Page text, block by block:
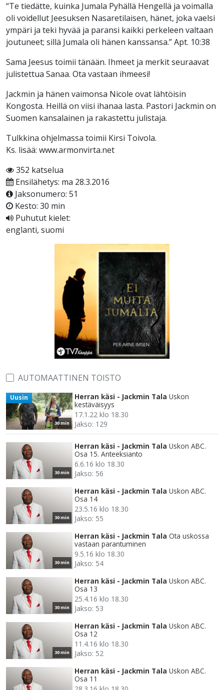
“Te tiedätte, kuinka Jumala Pyhällä Hengellä ja voimalla
oli voidellut Jeesuksen Nasaretilaisen, hänet, joka vaelsi
ympäri ja teki hyvää ja paransi kaikki perkeleen valtaan
joutuneet; sillä Jumala oli hänen kanssansa.” Apt. 10:38
Sama Jeesus toimii tänään. Ihmeet ja merkit seuraavat
julistettua Sanaa. Ota vastaan ihmeesi!
Jackmin ja hänen vaimonsa Nicole ovat lähtöisin
Kongosta. Heillä on viisi ihanaa lasta. Pastori Jackmin on
Suomen kansalainen ja rakastettu julistaja.
Tulkkina ohjelmassa toimii Kirsi Toivola.
Ks. lisää: www.armonvirta.net
352 katselua
Ensilähetys: ma 28.3.2016
Jaksonumero: 51
Kesto: 30 min
Puhutut kielet:
englanti, suomi
AUTOMAATTINEN TOISTO
30 min
Uusin Herran käsi - Jackmin Tala Uskon
kestäväisyys
17.1.22 klo 18.30
Jakso: 129
30 min
Herran käsi - Jackmin Tala Uskon ABC.
Osa 15. Anteeksianto
6.6.16 klo 18.30
Jakso: 56
30 min
Herran käsi - Jackmin Tala Uskon ABC.
Osa 14
23.5.16 klo 18.30
Jakso: 55
30 min
Herran käsi - Jackmin Tala Ota uskossa
vastaan parantuminen
9.5.16 klo 18.30
Jakso: 54
30 min
Herran käsi - Jackmin Tala Uskon ABC.
Osa 13
25.4.16 klo 18.30
Jakso: 53
30 min
Herran käsi - Jackmin Tala Uskon ABC.
Osa 12
11.4.16 klo 18.30
Jakso: 52
Herran käsi - Jackmin Tala Uskon ABC.
Osa 11